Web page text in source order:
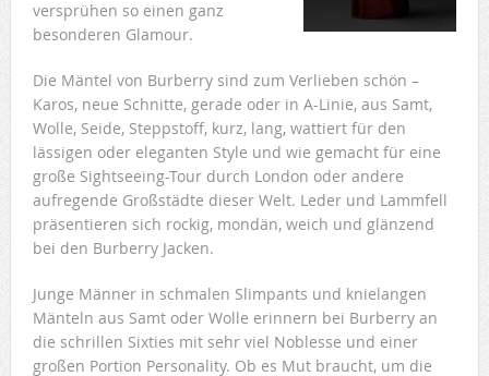
versprühen so einen ganz
besonderen Glamour.
Die Mäntel von Burberry sind zum Verlieben schön –
Karos, neue Schnitte, gerade oder in A-Linie, aus Samt,
Wolle, Seide, Steppstoff, kurz, lang, wattiert für den
lässigen oder eleganten Style und wie gemacht für eine
große Sightseeing-Tour durch London oder andere
aufregende Großstädte dieser Welt. Leder und Lammfell
präsentieren sich rockig, mondän, weich und glänzend
bei den Burberry Jacken.
Junge Männer in schmalen Slimpants und knielangen
Mänteln aus Samt oder Wolle erinnern bei Burberry an
die schrillen Sixties mit sehr viel Noblesse und einer
großen Portion Personality. Ob es Mut braucht, um die